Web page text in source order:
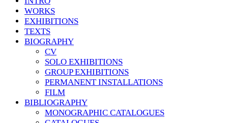
WORKS
EXHIBITIONS
TEXTS
BIOGRAPHY
CV
SOLO EXHIBITIONS
GROUP EXHIBITIONS
PERMANENT INSTALLATIONS
FILM
BIBLIOGRAPHY
MONOGRAPHIC CATALOGUES